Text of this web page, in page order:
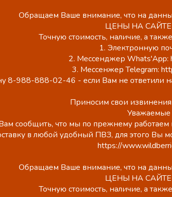
Обращаем Ваше внимание, что на
ЦЕНЫ НА
Точную стоимость, наличие, а
1. Электронную
2. Мессенджер
3. Мессенжер Telegram:
8-988-888-02-46 - если Вам не ответили
Приносим свои
Уважаемые
сообщить, что мы по прежнему
в любой удобный ПВЗ, для этого Вы
https://
Обращаем Ваше внимание, что на
ЦЕНЫ НА
Точную стоимость, наличие, а